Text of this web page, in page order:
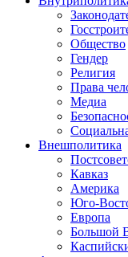
Общество
Гендер
Религия
Права
Медиа
Внешполитика
Кавказ
Америка
Юго-
Европа
Большой